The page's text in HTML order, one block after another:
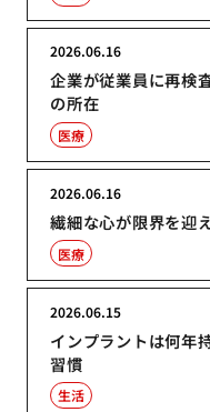
企業が従業員に再検
の所在
2026.06.16
医療
繊細な心が限界を迎
2026.06.16
医療
インプラントは何年
習慣
2026.06.15
生活